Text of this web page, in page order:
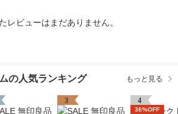
レビューはまだありません。
の人気ランキング もっと見る
3 4
36%OFF